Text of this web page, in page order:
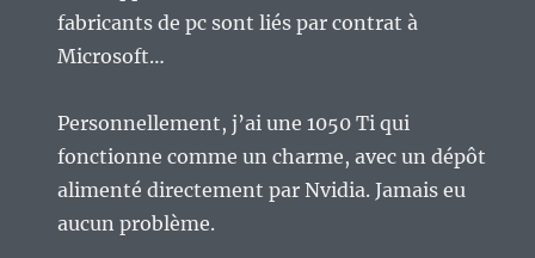
fabricants de pc sont liés par contrat à
Microsoft…
Personnellement, j’ai une 1050 Ti qui
fonctionne comme un charme, avec un dépôt
alimenté directement par Nvidia. Jamais eu
aucun problème.